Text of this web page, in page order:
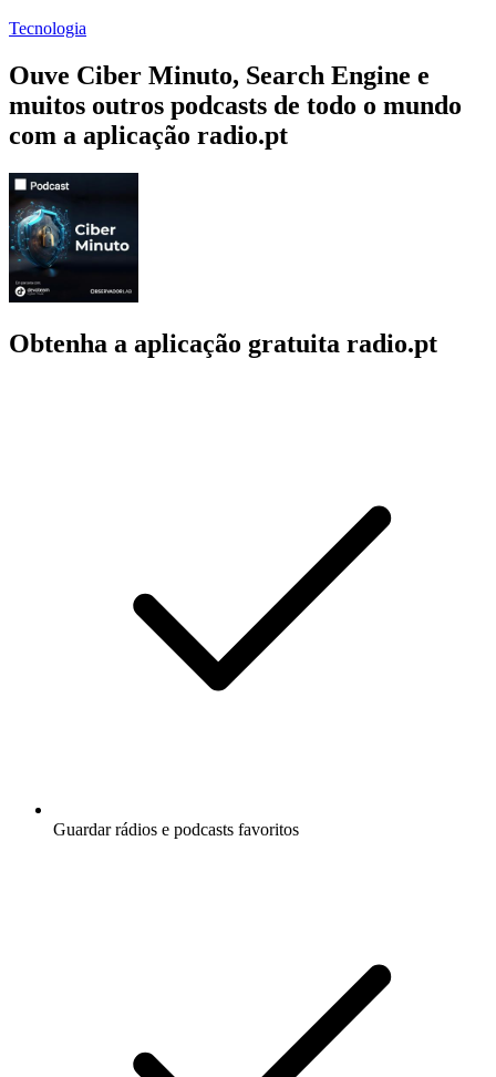
Tecnologia
Ouve Ciber Minuto, Search Engine e
muitos outros podcasts de todo o mundo
com a aplicação radio.pt
Obtenha a aplicação gratuita radio.pt
Guardar rádios e podcasts favoritos